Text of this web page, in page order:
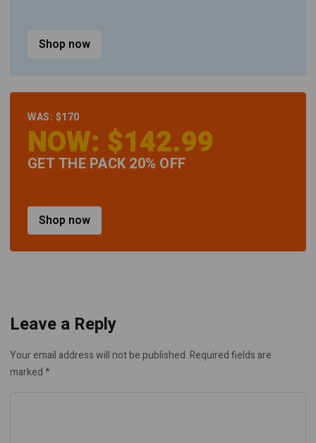
Shop now
WAS: $170
NOW: $142.99
GET THE PACK 20% OFF
Shop now
Leave a Reply
Your email address will not be published. Required fields are
marked*